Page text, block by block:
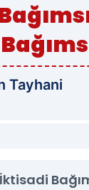
Tayhani